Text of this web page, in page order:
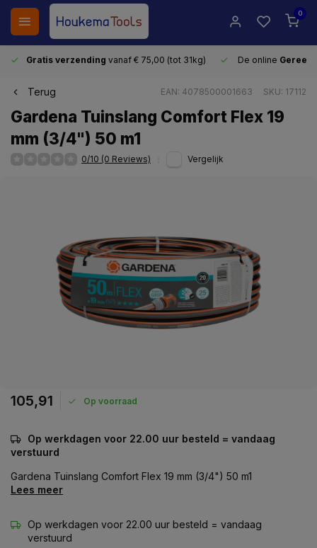
0
Gratis verzending vanaf € 75,00 (tot 31kg) De online
Terug EAN: 4078500001663 SKU: 17112
Gardena Tuinslang Comfort Flex 19
mm (3/4") 50 m1
0/10 (0 Reviews) Vergelijk
105,91 Op voorraad
Op werkdagen voor 22.00 uur besteld = vandaag
verstuurd
Gardena Tuinslang Comfort Flex 19 mm (3/4") 50 m1
Lees meer
Op werkdagen voor 22.00 uur besteld = vandaag
verstuurd